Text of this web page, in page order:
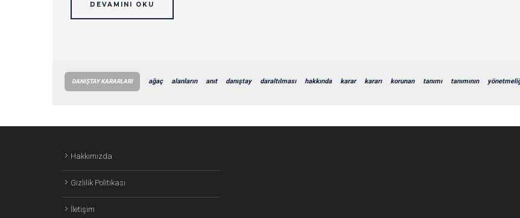
DEVAMINI OKU
DANIŞTAY KARARLARI ağaç alanların anıt danıştay daraltılması hakkında karar kararı korunan tanımı tanımının
Hakkımızda
Gizlilik Politikası
İletişim